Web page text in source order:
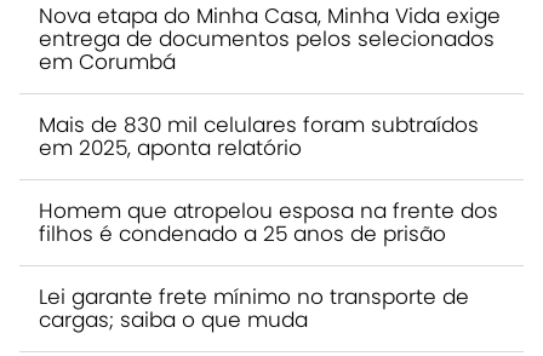
Nova etapa do Minha Casa, Minha Vida exige
entrega de documentos pelos selecionados
em Corumbá
Mais de 830 mil celulares foram subtraídos
em 2025, aponta relatório
Homem que atropelou esposa na frente dos
filhos é condenado a 25 anos de prisão
Lei garante frete mínimo no transporte de
cargas; saiba o que muda